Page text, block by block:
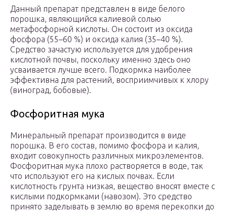
Данный препарат представлен в виде белого
порошка, являющийся калиевой солью
метафосфорной кислоты. Он состоит из оксида
фосфора (55–60 %) и оксида калия (35–40 %).
Средство зачастую используется для удобрения
кислотной почвы, поскольку именно здесь оно
усваивается лучше всего. Подкормка наиболее
эффективна для растений, восприимчивых к хлору
(виноград, бобовые).
Фосфоритная мука
Минеральный препарат производится в виде
порошка. В его состав, помимо фосфора и калия,
входит совокупность различных микроэлементов.
Фосфоритная мука плохо растворяется в воде, так
что используют его на кислых почвах. Если
кислотность грунта низкая, вещество вносят вместе с
кислыми подкормками (навозом). Это средство
принято заделывать в землю во время перекопки до